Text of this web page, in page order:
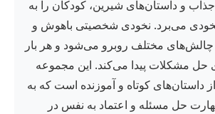
و داستان‌های شیرین، کودکان را به
می‌برد. نخودی شخصیتی باهوش و
مختلف روبرو می‌شود و هر بار
حل مشکلات پیدا می‌کند. این مجموعه
از داستان‌های کوتاه و آموزنده است که به
حل مسئله و اعتماد به نفس در